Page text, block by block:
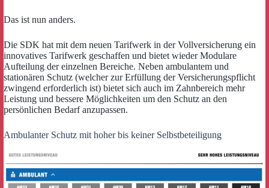
Das ist nun anders.
Die SDK hat mit dem neuen Tarifwerk in der Vollversicherung ein
innovatives Tarifwerk geschaffen und bietet wieder Modulare
Aufteilung der einzelnen Bereiche. Neben ambulantem und
stationären Schutz (welcher zur Erfüllung der Versicherungspflicht
zwingend erforderlich ist) bietet sich auch im Zahnbereich mehr
Leistung und bessere Möglichkeiten um den Schutz an den
persönlichen Bedarf anzupassen.
Ambulanter Schutz mit hoher bis keiner Selbstbeteiligung